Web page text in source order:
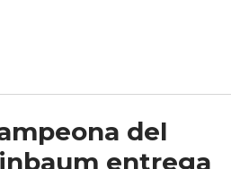
del
entrega